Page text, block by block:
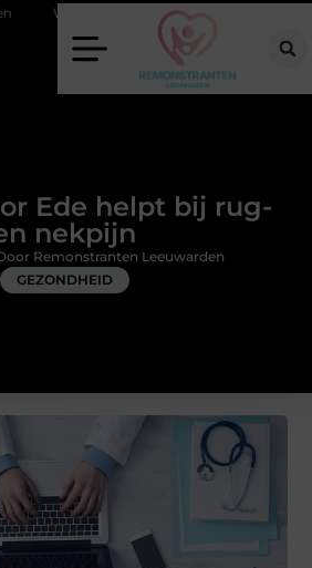
search betekent voor de toekomst van
Ede helpt bij rug-
nekpijn
GEZONDHEID
Remonstranten Leeuwarden